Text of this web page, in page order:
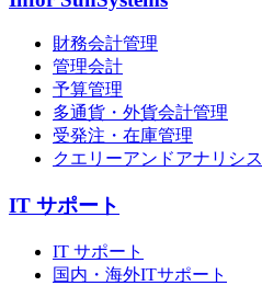
財務会計管理
管理会計
予算管理
多通貨・外貨会計管理
受発注・在庫管理
クエリーアンドアナリシス
IT サポート
IT サポート
国内・海外ITサポート